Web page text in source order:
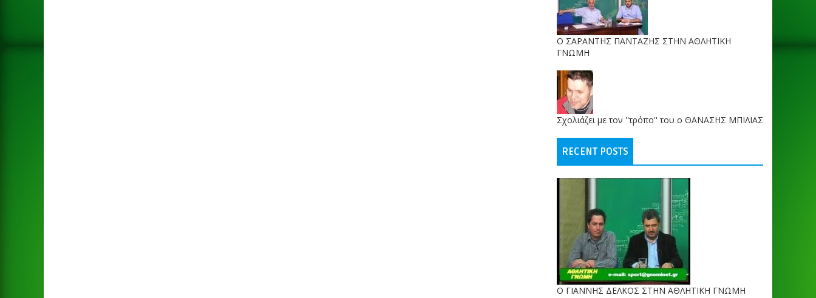
O ΣΑΡΑΝΤΗΣ ΠΑΝΤΑΖΗΣ ΣΤΗΝ ΑΘΛΗΤΙΚΗ
ΓΝΩΜΗ
Σχολιάζει με τον ''τρόπο'' του ο ΘΑΝΑΣΗΣ ΜΠΙΛΙΑΣ
RECENT POSTS
Ο ΓΙΑΝΝΗΣ ΔΕΛΚΟΣ ΣΤΗΝ ΑΘΛΗΤΙΚΗ ΓΝΩΜΗ